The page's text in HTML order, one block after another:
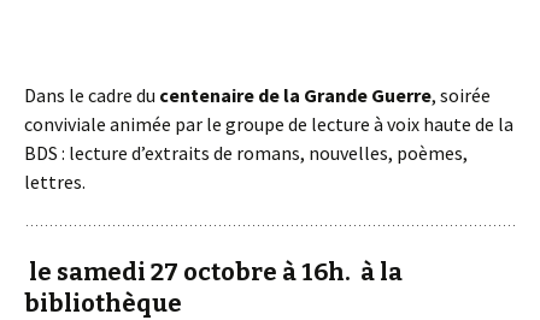
Dans le cadre du centenaire de la Grande Guerre, soirée
conviviale animée par le groupe de lecture à voix haute de la
BDS : lecture d’extraits de romans, nouvelles, poèmes,
lettres.
le samedi 27 octobre à 16h. à la
bibliothèque